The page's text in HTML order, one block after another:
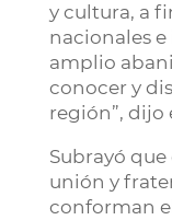
y cultura, a
nacionales
amplio
conocer y
región”, dijo
Subrayó
unión y
conforman